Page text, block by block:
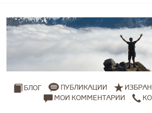
БЛОГ ПУБЛИКАЦИИ
МОИ КОММЕНТАРИИ